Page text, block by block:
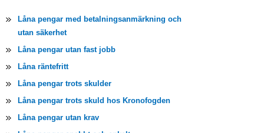
Låna pengar med betalningsanmärkning och
utan säkerhet
Låna pengar utan fast jobb
Låna räntefritt
Låna pengar trots skulder
Låna pengar trots skuld hos Kronofogden
Låna pengar utan krav